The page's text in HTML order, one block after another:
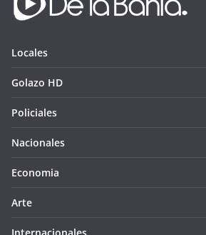
Locales
Golazo HD
Policiales
Nacionales
Economia
Arte